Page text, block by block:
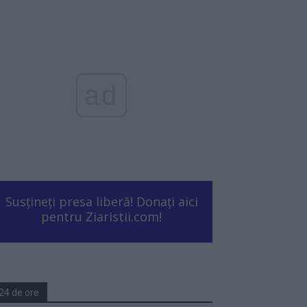
Susțineți presa liberă! Donați aici
pentru Ziaristii.com!
de ore